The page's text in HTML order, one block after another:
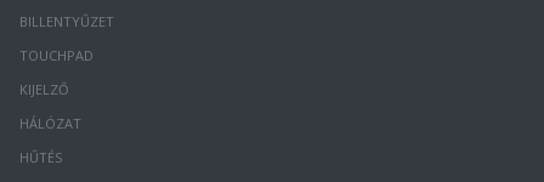
BILLENTYŰZET
TOUCHPAD
KIJELZŐ
HÁLÓZAT
HŰTÉS